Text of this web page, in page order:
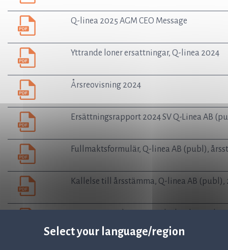
Select your language/region
Q-linea 2025 AGM CEO Message
Yttrande loner ersattningar, Q-linea 2024
Årsreovisning 2024
Ersättningsrapport 2024 SV Q-Linea AB
Fullmaktsformulär, Q-linea AB (publ),
Kallelse till årsstämma, Q-linea AB (publ),